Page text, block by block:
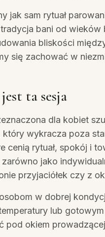
jak sam rytuał
bani od wieków
bliskości
się zachować w
ta sesja
dla kobiet
który wykracza poza
cenią rytuał, spokój i
jako
przyjaciółek czy z
w dobrej
lub
pod okiem